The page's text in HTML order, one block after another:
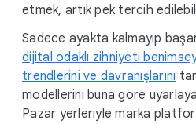
l
e
etmek, artık pek tercih
Sadece ayakta kalmayıp
dijital odaklı zihniyeti
trendlerini ve davranışlarını
modellerini buna göre
Pazar yerleriyle marka